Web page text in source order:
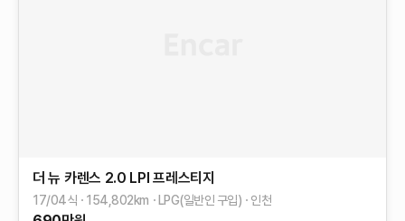
더 뉴 카렌스 2.0 LPI 프레스티지
17/04식 154,802km LPG(일반인 구입) 인천